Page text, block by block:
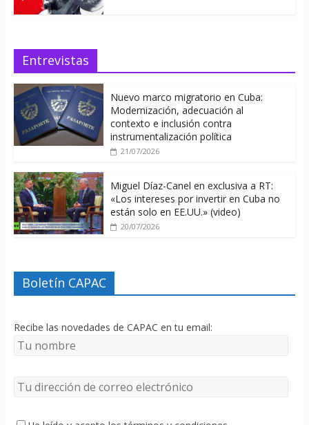
Entrevistas
Nuevo marco migratorio en Cuba:
Modernización, adecuación al
contexto e inclusión contra
instrumentalización política
21/07/2026
Miguel Díaz-Canel en exclusiva a RT:
«Los intereses por invertir en Cuba no
están solo en EE.UU.» (video)
20/07/2026
Boletín CAPAC
Recibe las novedades de CAPAC en tu email: